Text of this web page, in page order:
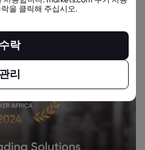
을 클릭해 주십시오.
수락
관리